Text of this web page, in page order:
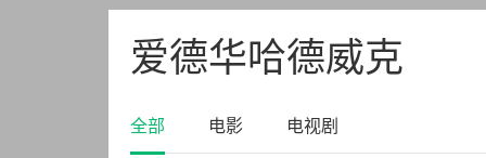
爱德华哈德威克
全部 电影 电视剧